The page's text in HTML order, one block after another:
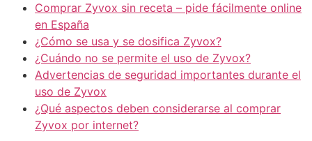
Comprar Zyvox sin receta – pide fácilmente online
en España
¿Cómo se usa y se dosifica Zyvox?
¿Cuándo no se permite el uso de Zyvox?
Advertencias de seguridad importantes durante el
uso de Zyvox
¿Qué aspectos deben considerarse al comprar
Zyvox por internet?